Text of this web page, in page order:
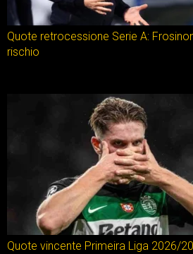
Quote retrocessione Serie A:
rischio
Quote vincente Primeira Liga 2026/